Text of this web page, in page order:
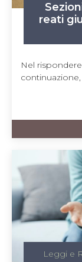
reati
Nel
continuazione,
Leggi e